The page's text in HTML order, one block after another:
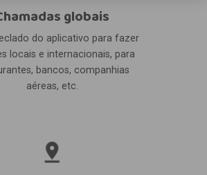
globais
do aplicativo para fazer
locais e internacionais, para
bancos, companhias
aéreas, etc.